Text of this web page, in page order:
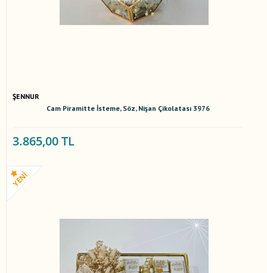
ŞENNUR
Cam Piramitte İsteme, Söz, Nişan Çikolatası 3976
3.865,00 TL